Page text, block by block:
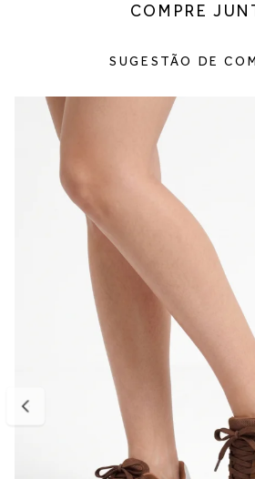
no dia a dia. Com design minimalista e
Produzido em material têxtil respirável
emborrachado garante estabilidade e
Ideal para compor looks casuais com
peças mais leves, esse tênis é uma opção
todas as estações.
Detalhes do produto:
Material externo: Têxtil
Cor: Off white com cinza e preto
Modelo: Tênis casual feminino
Fechamento: Cadarço
Solado: Emborrachado leve e
Estilo: Casual retrô esportivo
Bico: Arredondado
Palmilha: Macia e confortável
COMPRE
SUGESTÃO DE